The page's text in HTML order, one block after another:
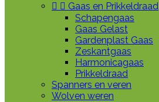
  Gaas en Prikkeldraad
Schapengaas
Gaas Gelast
Gardenplast Gaas
Zeskantgaas
Harmonicagaas
Prikkeldraad
Spanners en veren
Wolven weren